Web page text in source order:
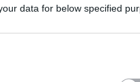
data for below specified